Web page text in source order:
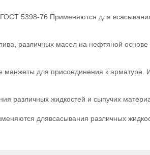
5398-76 Применяются для
различных масел на нефтяной
для присоединения к
различных жидкостей и сыпучих
длявсасывания различных